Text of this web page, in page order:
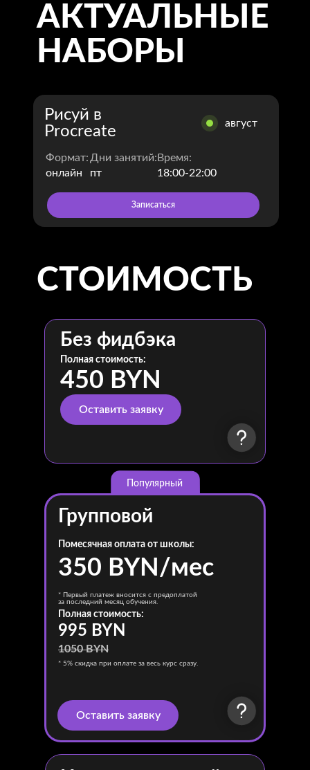
Андрей Левченко
Ментор курса
2D-Artist
ARTSTATION
Опыт менторства: 2+ лет
Опыт работы в GameDev: 4+ лет
Записаться к Андрею
АКТУАЛЬНЫЕ
НАБОРЫ
Рисуй в
Procreate
Формат:
онлайн
Дни занятий:
пт
Время:
18:00-22:00
Записаться
август
СТОИМОСТЬ
Без фидбэка
Полная стоимость:
450 BYN
Оставить заявку
Популярный
Групповой
Оставить заявку
Помесячная оплата от школы:
350 BYN/мес
* Первый платеж вносится с предоплатой
за последний месяц обучения.
Полная стоимость:
995 BYN
1050 BYN
* 5% скидка при оплате за весь курс сразу.